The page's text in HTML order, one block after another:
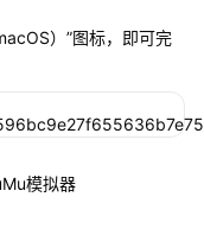
）”图标，即可完
模拟器